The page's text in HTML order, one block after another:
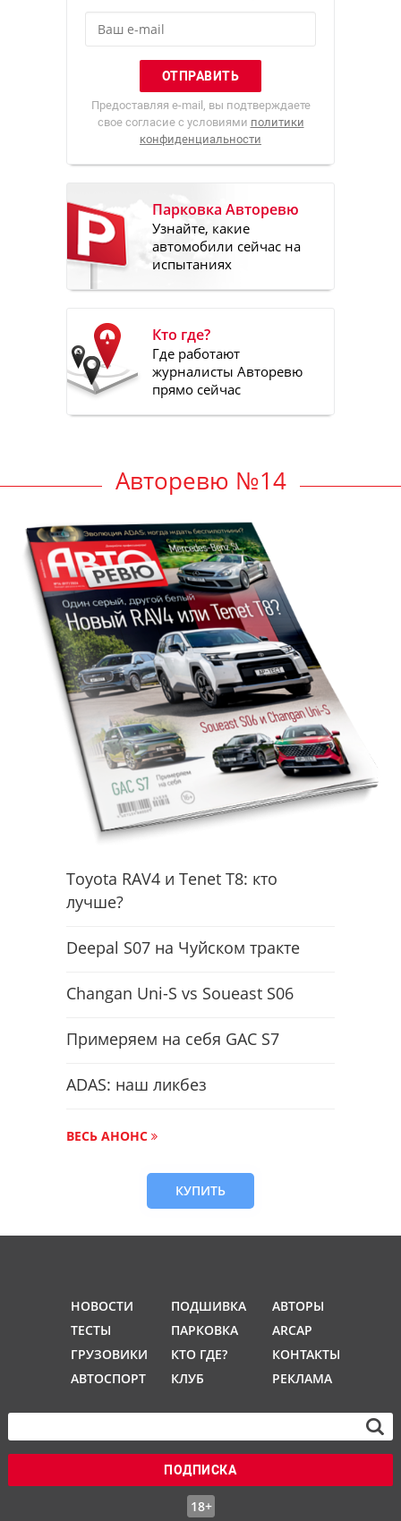
Предоставляя e-mail, вы подтверждаете
свое согласие с условиями политики
конфиденциальности
Парковка Авторевю
Узнайте, какие
автомобили сейчас на
испытаниях
Кто где?
Где работают
журналисты Авторевю
прямо сейчас
Авторевю №14
Toyota RAV4 и Tenet T8: кто
лучше?
Deepal S07 на Чуйском тракте
Changan Uni-S vs Soueast S06
Примеряем на себя GAC S7
ADAS: наш ликбез
ВЕСЬ АНОНС
КУПИТЬ
НОВОСТИ
ТЕСТЫ
ГРУЗОВИКИ
АВТОСПОРТ
ПОДШИВКА
ПАРКОВКА
КТО ГДЕ?
КЛУБ
АВТОРЫ
ARCAP
КОНТАКТЫ
РЕКЛАМА
ПОДПИСКА
18+